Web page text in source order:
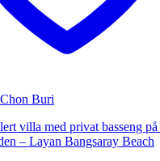
Buri
villa med privat basseng på
– Layan Bangsaray Beach